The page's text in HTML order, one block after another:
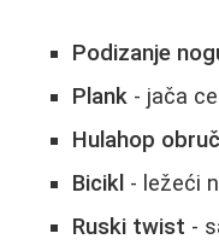
Podizanje
Plank - jača
Hulahop obruč
Bicikl - ležeći
Ruski twist -